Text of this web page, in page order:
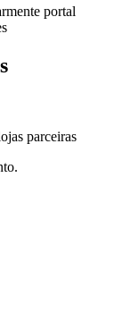
portal
parceiras